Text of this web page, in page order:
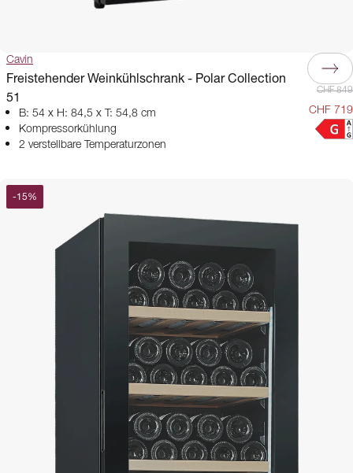
Cavin
Freistehender Weinkühlschrank - Polar Collection
51
B: 54 x H: 84,5 x T: 54,8 cm
Kompressorkühlung
2 verstellbare Temperaturzonen
CHF 849
CHF 719
-15%